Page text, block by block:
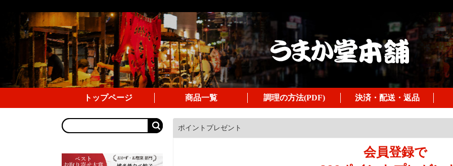
トップページ 商品一覧 調理の方法(PDF) 決済・配送・返品
ポイントプレゼント
会員登録で